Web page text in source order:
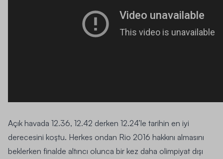
Açık havada 12.36, 12.42 derken 12.24’le tarihin en iyi
derecesini koştu. Herkes ondan Rio 2016 hakkını almasını
beklerken finalde altıncı olunca bir kez daha olimpiyat dışı